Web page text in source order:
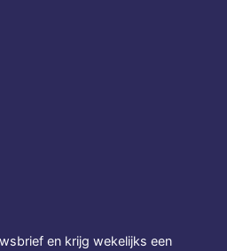
en krijg wekelijks een